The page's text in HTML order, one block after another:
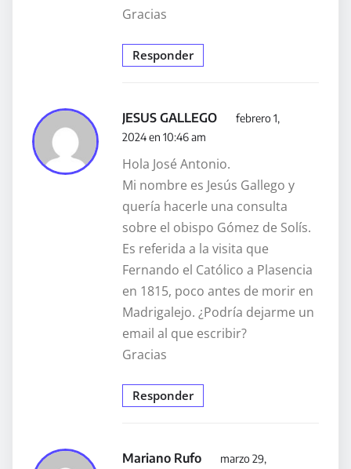
Gracias
Responder
JESUS GALLEGO
febrero 1,
2024 en 10:46 am
Hola José Antonio.
Mi nombre es Jesús Gallego y
quería hacerle una consulta
sobre el obispo Gómez de Solís.
Es referida a la visita que
Fernando el Católico a Plasencia
en 1815, poco antes de morir en
Madrigalejo. ¿Podría dejarme un
email al que escribir?
Gracias
Responder
Mariano Rufo
marzo 29,